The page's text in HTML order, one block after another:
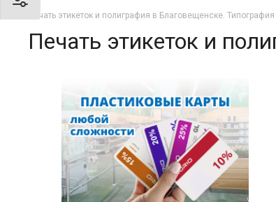
Печать этикеток и полиграфия в Благовещенске.
Печать этикеток и